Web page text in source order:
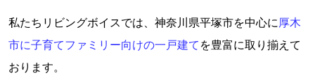
私たちリビングボイスでは、神奈川県平塚市を中心に 厚木
市に子育てファミリー向けの一戸建て を豊富に取り揃えて
おります。